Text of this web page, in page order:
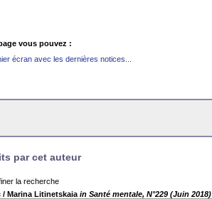
vous pouvez :
écran avec les dernières notices...
par cet auteur
la recherche
/ Marina Litinetskaia in Santé mentale, N°229 (Juin 2018)